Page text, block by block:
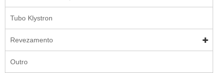
Tubo Klystron
Revezamento
Outro